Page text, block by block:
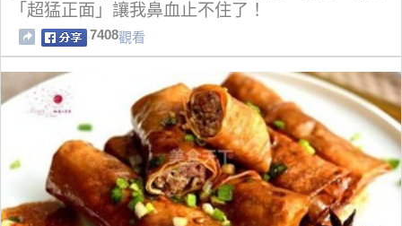
「超猛正面」讓我鼻血止不住了！
7408觀看